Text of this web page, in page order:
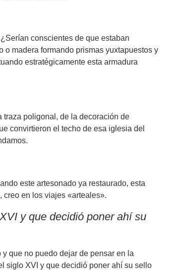
conscientes de que estaban
madera formando prismas yuxtapuestos y
estratégicamente esta armadura
traza poligonal, de la decoración de
convirtieron el techo de esa iglesia del
este artesonado ya restaurado, esta
creo en los viajes «arteales».
y que decidió poner ahí su
que no puedo dejar de pensar en la
siglo XVI y que decidió poner ahí su sello